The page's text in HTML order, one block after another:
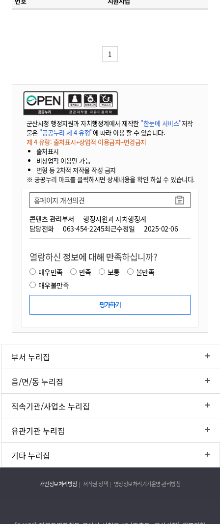
1
군산시청 행정지원과 자치행정계에서 제작한 "한눈에 서비스"저작
물은 "공공누리 제 4 유형"에 따라 이용 할 수 있습니다.
제 4 유형: 출처표시+상업적 이용금지+변경금지
출처표시
비상업적 이용만 가능
변형 등 2차적 저작물 작성 금지
※ 공공누리 마크를 클릭하시면 상세내용을 확인 하실 수 있습니다.
콘텐츠 관리부서
행정지원과 자치행정계
담당전화
063-454-2245최근수정일 2025-02-06
홈페이지 개선의견
열람하신 정보에 대해 만족하십니까?
매우만족 만족 보통
불만족
매우불만족
부서 누리집
읍/면/동 누리집
직속기관/사업소 누리집
유관기관 누리집
기타 누리집
개인정보처리방침 저작권 정책 영상정보처리기기운영·관리방침